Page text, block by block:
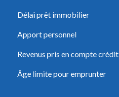
Délai prêt immobilier
Apport personnel
Revenus pris en compte crédit
Âge limite pour emprunter